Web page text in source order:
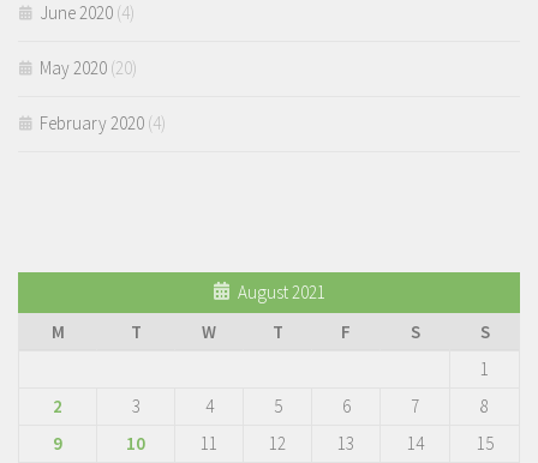
June 2020 (4)
May 2020 (20)
February 2020 (4)
August 2021
M
T W T F S
S
1
2
3 4 5 6 7
8
9
10 11 12 13 14
15